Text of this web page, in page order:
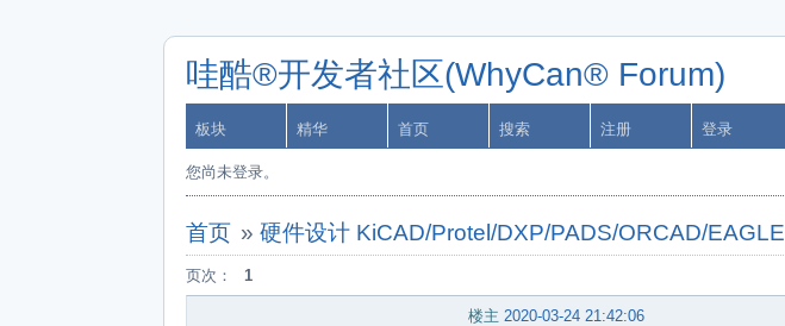
哇酷®开发者社区(WhyCan® Forum)
板块 精华 首页 搜索 注册 登录
您尚未登录。
首页 » 硬件设计 KiCAD/Protel/DXP/PADS/ORCAD/EAGLE
页次： 1
楼主 2020-03-24 21:42:06